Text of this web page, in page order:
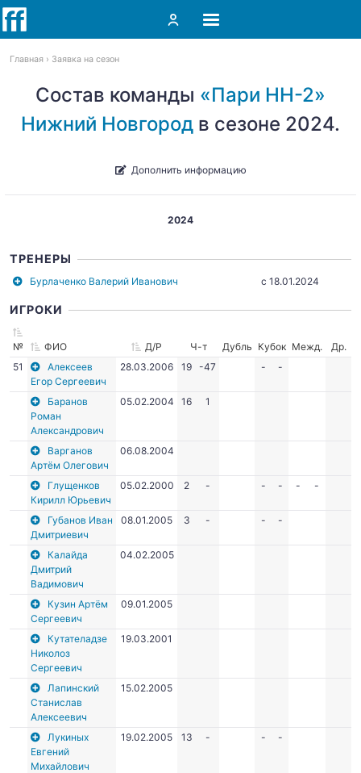
Главная Заявка на сезон
Состав команды «Пари НН-2»
Нижний Новгород в сезоне 2024.
Дополнить информацию
2024
ТРЕНЕРЫ
Бурлаченко Валерий Иванович c 18.01.2024
ИГРОКИ
№ ФИО Д/Р Ч-т Дубль Кубок Межд.
Др.
51
Алексеев
Егор Сергеевич
28.03.2006 19 -47 - -
Баранов
Роман
Александрович
05.02.2004 16 1
Варганов
Артём Олегович
06.08.2004
Глущенков
Кирилл Юрьевич
05.02.2000 2 - - - - -
Губанов Иван
Дмитриевич
08.01.2005 3 - - -
Калайда
Дмитрий
Вадимович
04.02.2005
Кузин Артём
Сергеевич
09.01.2005
Кутателадзе
Николоз
Сергеевич
19.03.2001
Лапинский
Станислав
Алексеевич
15.02.2005
Лукиных
Евгений
Михайлович
19.02.2005 13 - - -